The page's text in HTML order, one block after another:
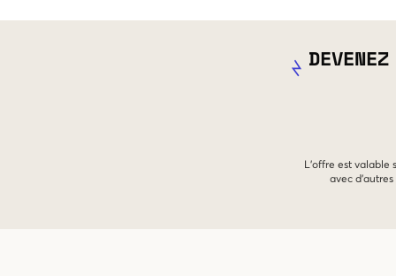
L'offre est valable
avec d'autres